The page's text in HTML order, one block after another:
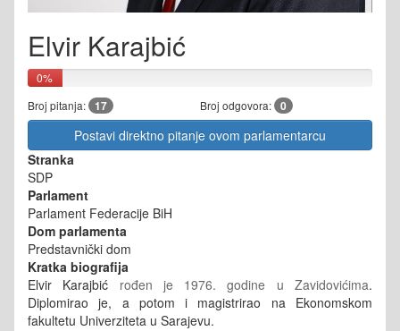
Elvir Karajbić
0%
Broj pitanja: 17 Broj odgovora: 0
Postavi direktno pitanje ovom parlamentarcu
Stranka
SDP
Parlament
Parlament Federacije BiH
Dom parlamenta
Predstavnički dom
Kratka biografija
Elvir Karajbić rođen je 1976. godine u Zavidovićima.
Diplomirao je, a potom i magistrirao na Ekonomskom
fakultetu Univerziteta u Sarajevu.